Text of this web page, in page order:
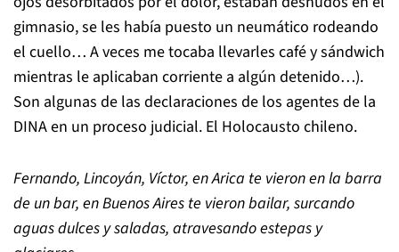
gimnasio, se les había puesto un neumático rodeando
el cuello… A veces me tocaba llevarles café y sándwich
mientras le aplicaban corriente a algún detenido…).
Son algunas de las declaraciones de los agentes de la
DINA en un proceso judicial. El Holocausto chileno.
Fernando, Lincoyán, Víctor, en Arica te vieron en la barra
de un bar, en Buenos Aires te vieron bailar, surcando
aguas dulces y saladas, atravesando estepas y